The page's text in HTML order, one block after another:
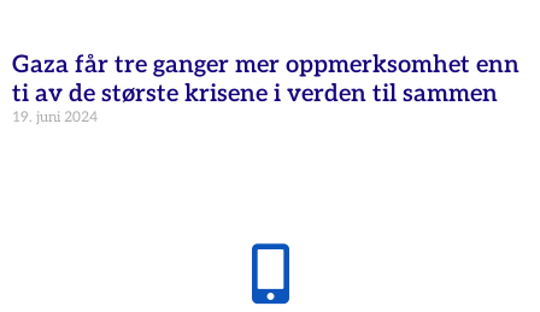
Gaza får tre ganger mer oppmerksomhet enn
ti av de største krisene i verden til sammen
19. juni 2024